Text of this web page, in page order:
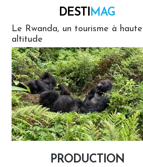
DESTIMAG
Le Rwanda, un tourisme à haute
altitude
PRODUCTION